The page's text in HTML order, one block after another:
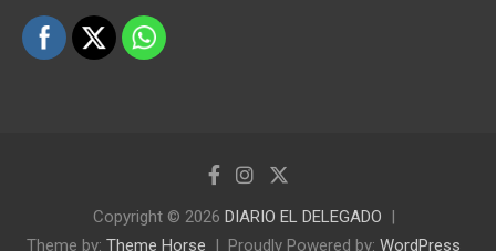
Copyright © 2026 DIARIO EL DELEGADO
Theme by: Theme Horse Proudly Powered by: WordPress